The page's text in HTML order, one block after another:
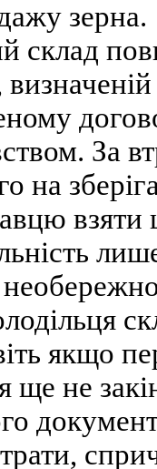
зерна.
склад
За
на
взяти
якщо
ще не